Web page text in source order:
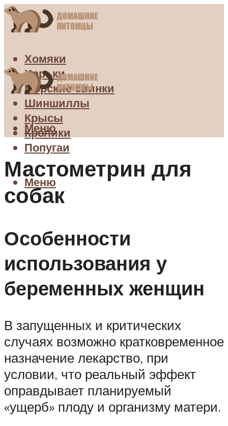
Хомяки
Хорьки
Морские свинки
Шиншиллы
Крысы
Кролики
Попугаи
Меню
Меню
Мастометрин для
собак
Особенности
использования у
беременных женщин
В запущенных и критических
случаях возможно кратковременное
назначение лекарство, при
условии, что реальный эффект
оправдывает планируемый
«ущерб» плоду и организму матери.